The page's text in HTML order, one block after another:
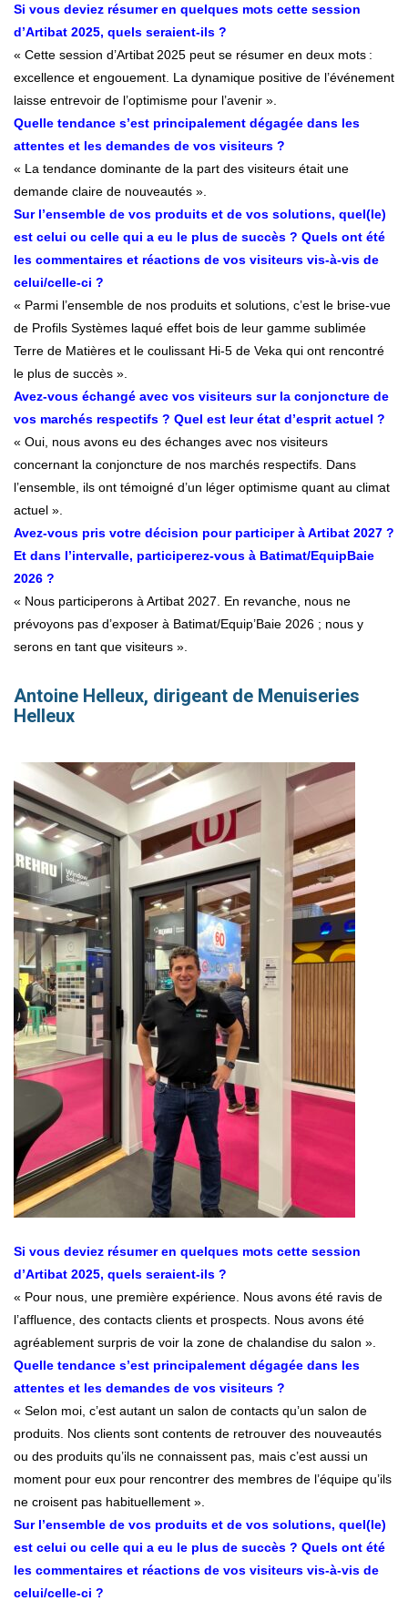
Si vous deviez résumer en quelques mots cette session
d’Artibat 2025, quels seraient-ils ?
« Cette session d’Artibat 2025 peut se résumer en deux mots :
excellence et engouement. La dynamique positive de l’événement
laisse entrevoir de l’optimisme pour l’avenir ».
Quelle tendance s’est principalement dégagée dans les
attentes et les demandes de vos visiteurs ?
« La tendance dominante de la part des visiteurs était une
demande claire de nouveautés ».
Sur l’ensemble de vos produits et de vos solutions, quel(le)
est celui ou celle qui a eu le plus de succès ? Quels ont été
les commentaires et réactions de vos visiteurs vis-à-vis de
celui/celle-ci ?
« Parmi l’ensemble de nos produits et solutions, c’est le brise-vue
de Profils Systèmes laqué effet bois de leur gamme sublimée
Terre de Matières et le coulissant Hi-5 de Veka qui ont rencontré
le plus de succès ».
Avez-vous échangé avec vos visiteurs sur la conjoncture de
vos marchés respectifs ? Quel est leur état d’esprit actuel ?
« Oui, nous avons eu des échanges avec nos visiteurs
concernant la conjoncture de nos marchés respectifs. Dans
l’ensemble, ils ont témoigné d’un léger optimisme quant au climat
actuel ».
Avez-vous pris votre décision pour participer à Artibat 2027 ?
Et dans l’intervalle, participerez-vous à Batimat/EquipBaie
2026 ?
« Nous participerons à Artibat 2027. En revanche, nous ne
prévoyons pas d’exposer à Batimat/Equip’Baie 2026 ; nous y
serons en tant que visiteurs ».
Antoine Helleux, dirigeant de Menuiseries
Helleux
Si vous deviez résumer en quelques mots cette session
d’Artibat 2025, quels seraient-ils ?
« Pour nous, une première expérience. Nous avons été ravis de
l’affluence, des contacts clients et prospects. Nous avons été
agréablement surpris de voir la zone de chalandise du salon ».
Quelle tendance s’est principalement dégagée dans les
attentes et les demandes de vos visiteurs ?
« Selon moi, c’est autant un salon de contacts qu’un salon de
produits. Nos clients sont contents de retrouver des nouveautés
ou des produits qu’ils ne connaissent pas, mais c’est aussi un
moment pour eux pour rencontrer des membres de l’équipe qu’ils
ne croisent pas habituellement ».
Sur l’ensemble de vos produits et de vos solutions, quel(le)
est celui ou celle qui a eu le plus de succès ? Quels ont été
les commentaires et réactions de vos visiteurs vis-à-vis de
celui/celle-ci ?